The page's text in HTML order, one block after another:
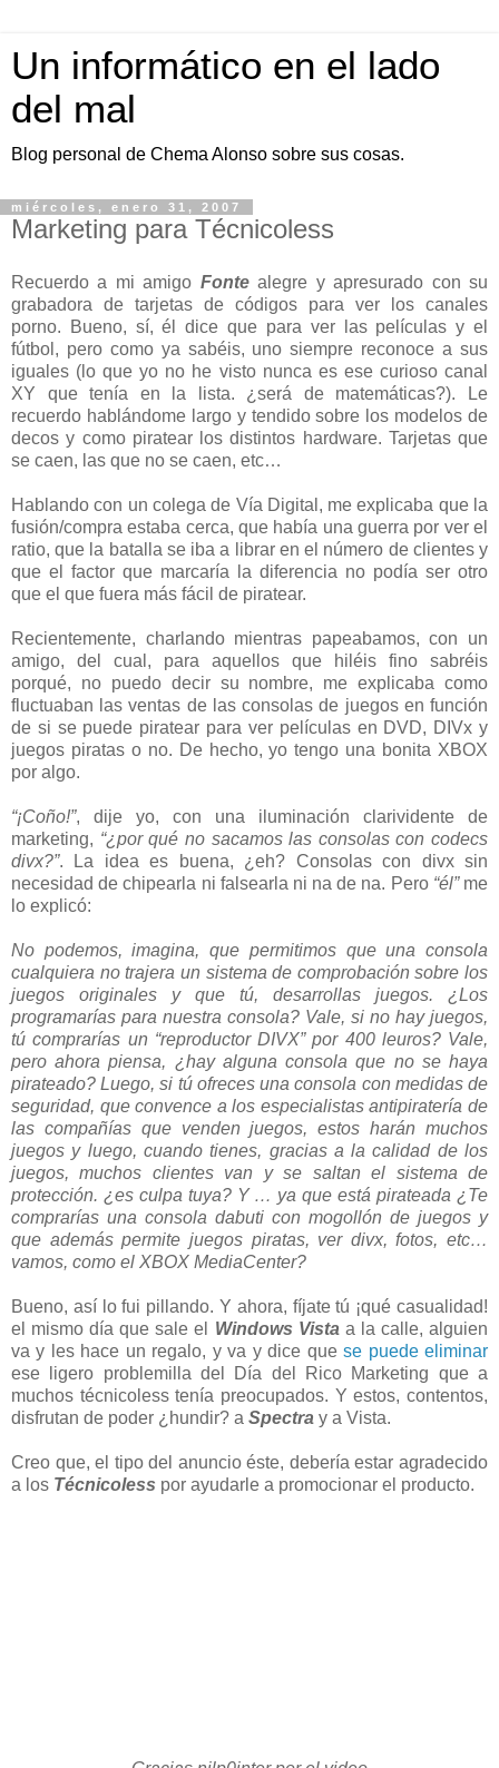
Un informático en el lado
del mal
Blog personal de Chema Alonso sobre sus cosas.
miércoles, enero 31, 2007
Marketing para Técnicoless
Recuerdo a mi amigo Fontealegre y apresurado con su
grabadora de tarjetas de códigos para ver los canales
porno. Bueno, sí, él dice que para ver las películas y el
fútbol, pero como ya sabéis, uno siempre reconoce a sus
iguales (lo que yo no he visto nunca es ese curioso canal
XY que tenía en la lista. ¿será de matemáticas?). Le
recuerdo hablándome largo y tendido sobre los modelos de
decos y como piratear los distintos hardware. Tarjetas que
se caen, las que no se caen, etc…
Hablando con un colega de Vía Digital, me explicaba que la
fusión/compra estaba cerca, que había una guerra por ver el
ratio, que la batalla se iba a librar en el número de clientes y
que el factor que marcaría la diferencia no podía ser otro
que el que fuera más fácil de piratear.
Recientemente, charlando mientras papeabamos, con un
amigo, del cual, para aquellos que hiléis fino sabréis
porqué, no puedo decir su nombre, me explicaba como
fluctuaban las ventas de las consolas de juegos en función
de si se puede piratear para ver películas en DVD, DIVx y
juegos piratas o no. De hecho, yo tengo una bonita XBOX
por algo.
“¡Coño!”, dije yo, con una iluminación clarividente de
marketing, “¿por qué no sacamos las consolas con codecs
divx?”. La idea es buena, ¿eh? Consolas con divx sin
necesidad de chipearla ni falsearla ni na de na. Pero “él”me
lo explicó:
No podemos, imagina, que permitimos que una consola
cualquiera no trajera un sistema de comprobación sobre los
juegos originales y que tú, desarrollas juegos. ¿Los
programarías para nuestra consola? Vale, si no hay juegos,
tú comprarías un “reproductor DIVX” por 400 leuros? Vale,
pero ahora piensa, ¿hay alguna consola que no se haya
pirateado? Luego, si tú ofreces una consola con medidas de
seguridad, que convence a los especialistas antipiratería de
las compañías que venden juegos, estos harán muchos
juegos y luego, cuando tienes, gracias a la calidad de los
juegos, muchos clientes van y se saltan el sistema de
protección. ¿es culpa tuya? Y … ya que está pirateada ¿Te
comprarías una consola dabuti con mogollón de juegos y
que además permite juegos piratas, ver divx, fotos, etc…
vamos, como el XBOX MediaCenter?
Bueno, así lo fui pillando. Y ahora, fíjate tú ¡qué casualidad!
el mismo día que sale el Windows Vista a la calle, alguien
va y les hace un regalo, y va y dice quese puede eliminar
ese ligero problemilla del Día del Rico Marketing que a
muchos técnicoless tenía preocupados. Y estos, contentos,
disfrutan de poder ¿hundir? a Spectra y a Vista.
Creo que, el tipo del anuncio éste, debería estar agradecido
a los Técnicoless por ayudarle a promocionar el producto.